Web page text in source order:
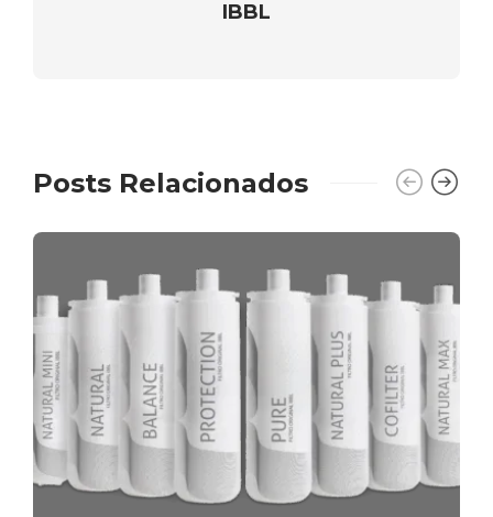
IBBL
Posts Relacionados